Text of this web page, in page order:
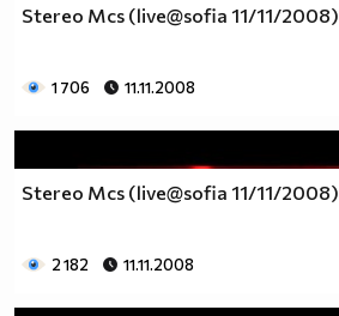
Stereo Mcs (live@sofia 11/11/2008)
1 706 11.11.2008
Stereo Mcs (live@sofia 11/11/2008)
2 182 11.11.2008